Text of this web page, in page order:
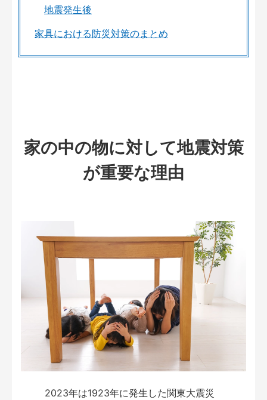
地震発生後
家具における防災対策のまとめ
家の中の物に対して地震対策
が重要な理由
2023年は1923年に発生した関東大震災